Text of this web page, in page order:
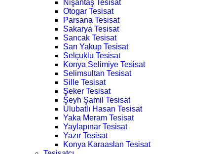
Nişantaş Tesisat
Otogar Tesisat
Parsana Tesisat
Sakarya Tesisat
Sancak Tesisat
Sarı Yakup Tesisat
Selçuklu Tesisat
Konya Selimiye Tesisat
Selimsultan Tesisat
Sille Tesisat
Şeker Tesisat
Şeyh Şamil Tesisat
Ulubatlı Hasan Tesisat
Yaka Meram Tesisat
Yaylapınar Tesisat
Yazır Tesisat
Konya Karaaslan Tesisat